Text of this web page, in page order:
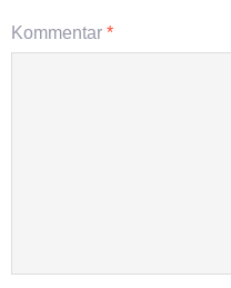
Kommentar *